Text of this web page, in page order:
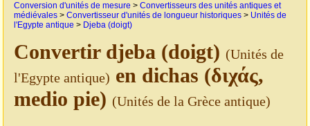
Conversion d'unités de mesure > Convertisseurs des unités antiques et
médiévales > Convertisseur d'unités de longueur historiques > Unités de
l'Egypte antique > Djeba (doigt)
Convertir djeba (doigt) (Unités de
l'Egypte antique) en dichas (διχάς,
medio pie) (Unités de la Grèce antique)